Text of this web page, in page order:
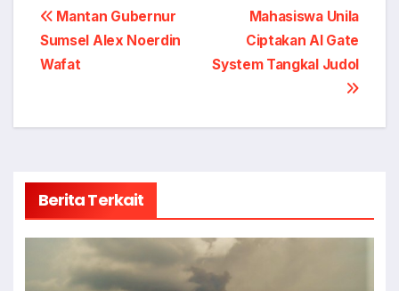
Navigasi
pos
Mahasiswa Unila
Ciptakan AI Gate
System Tangkal Judol
Mantan Gubernur
Sumsel Alex Noerdin
Wafat
Berita Terkait